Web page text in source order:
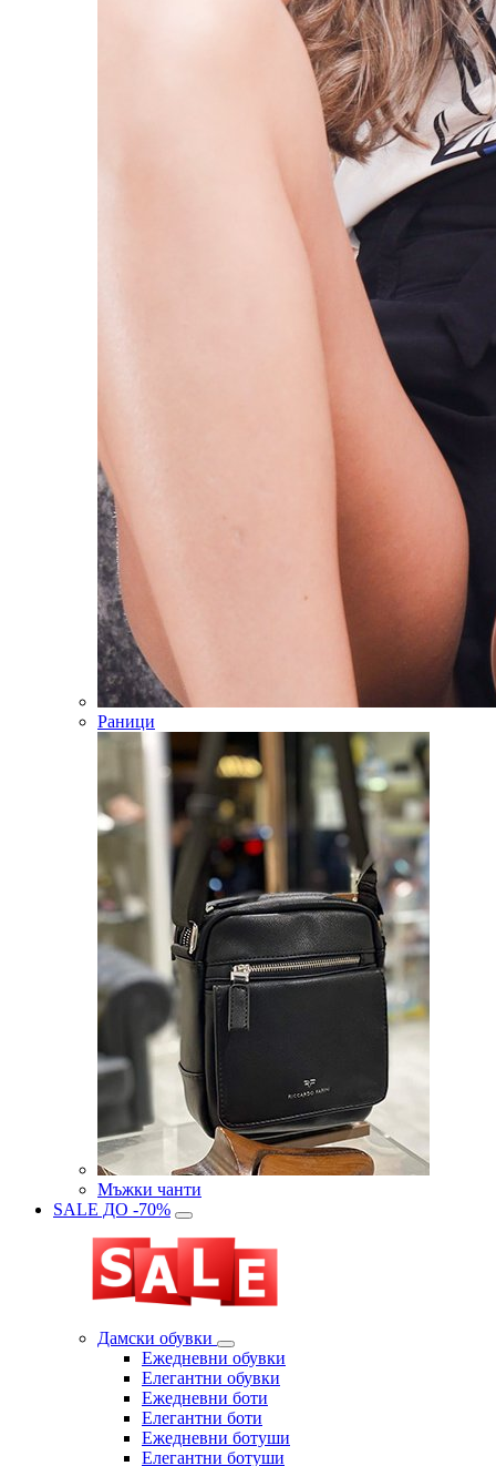
Раници
Мъжки чанти
SALE ДО -70%
Дамски обувки
Eжедневни обувки
Eлегантни обувки
Eжедневни боти
Eлегантни боти
Eжедневни ботуши
Eлегантни ботуши